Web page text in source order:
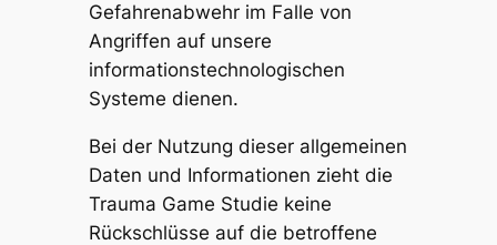
Gefahrenabwehr im Falle von
Angriffen auf unsere
informationstechnologischen
Systeme dienen.
Bei der Nutzung dieser allgemeinen
Daten und Informationen zieht die
Trauma Game Studie keine
Rückschlüsse auf die betroffene